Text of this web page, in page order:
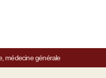
médecine générale